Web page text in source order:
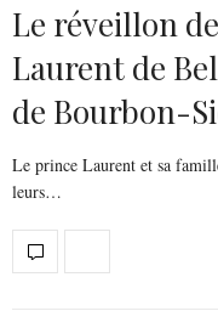
Le réveillon
Laurent de
de Bourbon-
Le prince Laurent et sa
leurs…